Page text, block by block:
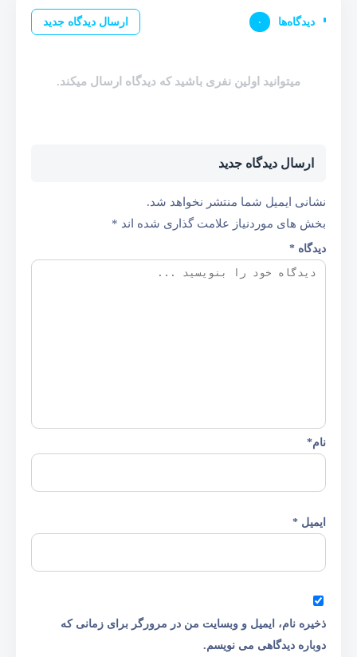
دیدگاه‌ها ۰ ارسال دیدگاه جدید
میتوانید اولین نفری باشید که دیدگاه ارسال میکند.
ارسال دیدگاه جدید
نشانی ایمیل شما منتشر نخواهد شد.
بخش های موردنیاز علامت گذاری شده اند *
دیدگاه *
نام*
ایمیل *
ذخیره نام، ایمیل و وبسایت من در مرورگر برای زمانی که
دوباره دیدگاهی می نویسم.